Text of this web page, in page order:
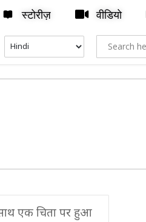
स्टोरीज़ वीडियो
एक चिता पर हुआ